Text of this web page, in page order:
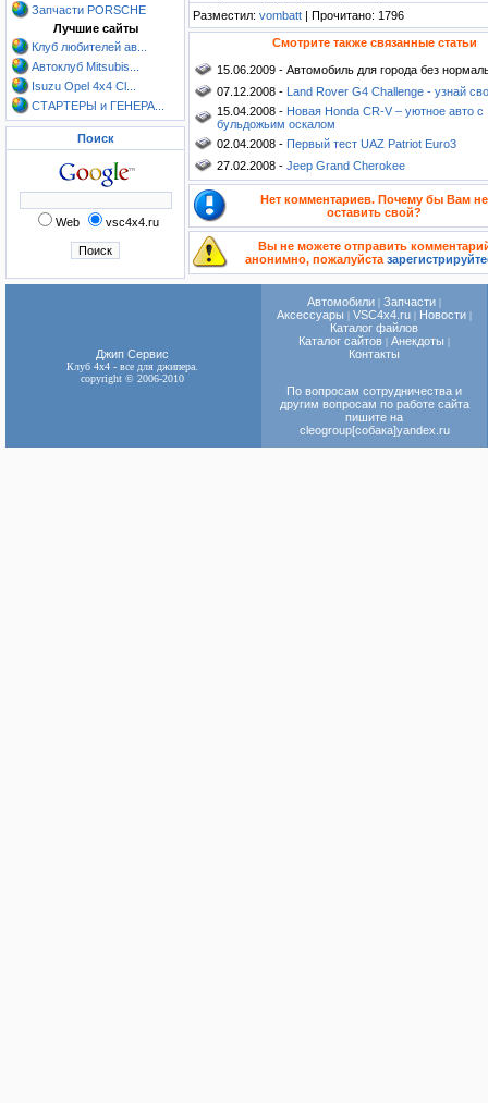
Запчасти PORSCHE
Лучшие сайты
Клуб любителей ав...
Автоклуб Mitsubis...
Isuzu Opel 4x4 Cl...
СТАРТЕРЫ и ГЕНЕРА...
Поиск
Web vsc4x4.ru
Разместил: vombatt | Прочитано: 1796
Смотрите также связанные статьи
15.06.2009 - Автомобиль для города без
07.12.2008 - Land Rover G4 Challenge - узнай
15.04.2008 - Новая Honda CR-V – уютное авто с
бульдожьим оскалом
02.04.2008 - Первый тест UAZ Patriot Euro3
27.02.2008 - Jeep Grand Cherokee
Нет комментариев. Почему бы Вам не
оставить свой?
Вы не можете отправить
анонимно, пожалуйста
Джип Сервис
Клуб 4x4 - все для джипера.
copyright © 2006-2010
Автомобили | Запчасти |
Аксессуары | VSC4х4.ru | Новости |
Каталог файлов
Каталог сайтов | Анекдоты |
Контакты
По вопросам сотрудничества и
другим вопросам по работе сайта
пишите на
cleogroup[собака]yandex.ru